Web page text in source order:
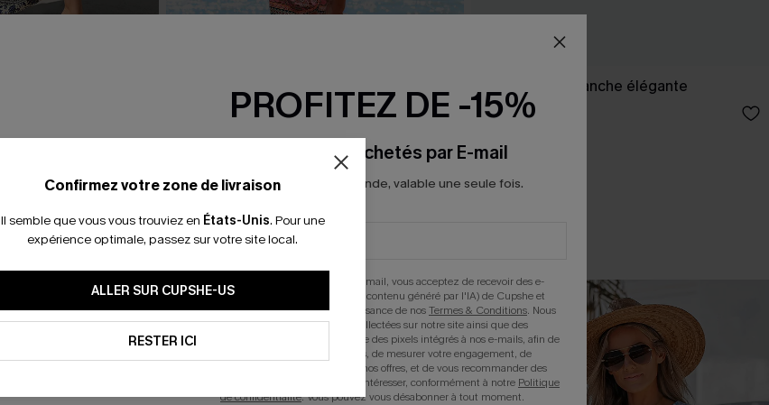
Robe longue blanche élégante
39,00 €
Confirmez votre zone de livraison
Il semble que vous vous trouviez en États-Unis. Pour une
expérience optimale, passez sur votre site local.
ALLER SUR CUPSHE-US
RESTER ICI
PROFITEZ DE -15%
-15% dès 2 Achetés par E-mail
*Un code par commande, valable une seule fois.
En soumettant votre adresse e-mail, vous acceptez de recevoir des e-
mails marketing (y compris du contenu généré par l'IA) de Cupshe et
reconnaissez avoir pris connaissance de nosTermes & Conditions. Nous
pouvons utiliser les données collectées sur notre site ainsi que des
technologies de suivi, telles que des pixels intégrés à nos e-mails, afin de
savoir si ceux-ci ont été ouverts, de mesurer votre engagement, de
personnaliser nos contenus et nos offres, et de vous recommander des
produits susceptibles de vous intéresser, conformément à notre Politique
de confidentialité. Vous pouvez vous désabonner à tout moment.